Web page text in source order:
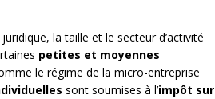
la taille et le secteur d’activité
petites et moyennes
le régime de la micro-entreprise
sont soumises à l’impôt sur